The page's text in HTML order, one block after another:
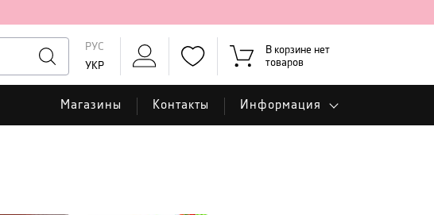
РУС
УКР
В корзине нет
товаров
Магазины Контакты Информация